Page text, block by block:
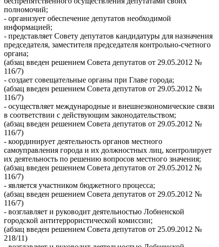
полномочий;
- организует обеспечение депутатов необходимой
информацией;
- представляет Совету депутатов кандидатуры для назначения
председателя, заместителя председателя контрольно-счетного
органа;
(абзац введен решением Совета депутатов от 29.05.2012 №
116/7)
- создает совещательные органы при Главе города;
(абзац введен решением Совета депутатов от 29.05.2012 №
116/7)
- осуществляет международные и внешнеэкономические связи
в соответствии с действующим законодательством;
(абзац введен решением Совета депутатов от 29.05.2012 №
116/7)
- координирует деятельность органов местного
самоуправления города и их должностных лиц, контролирует
их деятельность по решению вопросов местного значения;
(абзац введен решением Совета депутатов от 29.05.2012 №
116/7)
- является участником бюджетного процесса;
(абзац введен решением Совета депутатов от 29.05.2012 №
116/7)
- возглавляет и руководит деятельностью Лобненской
городской антитеррористической комиссии;
(абзац введен решением Совета депутатов от 25.09.2012 №
218/11)